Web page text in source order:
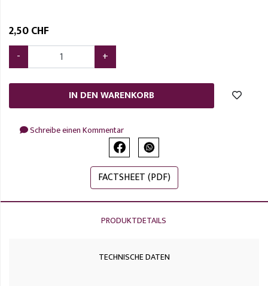
- +
2,50 CHF
IN DEN WARENKORB
Schreibe einen Kommentar
FACTSHEET (PDF)
PRODUKTDETAILS
TECHNISCHE DATEN